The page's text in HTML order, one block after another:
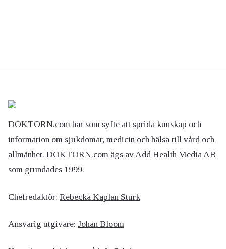
DOKTORN.com har som syfte att sprida kunskap och
information om sjukdomar, medicin och hälsa till vård och
allmänhet. DOKTORN.com ägs av Add Health Media AB
som grundades 1999.
Chefredaktör: Rebecka Kaplan Sturk
Ansvarig utgivare: Johan Bloom